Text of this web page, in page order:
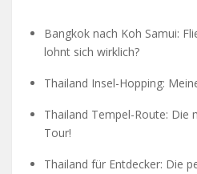
Bangkok nach Koh Samui:
lohnt sich wirklich?
Thailand Insel-Hopping:
Thailand Tempel-Route: Die
Tour!
Thailand für Entdecker: Die